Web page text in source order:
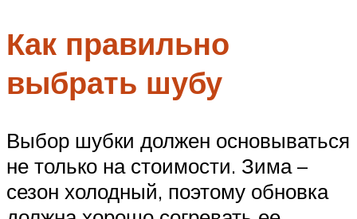
Как правильно
выбрать шубу
Выбор шубки должен основываться
не только на стоимости. Зима –
сезон холодный, поэтому обновка